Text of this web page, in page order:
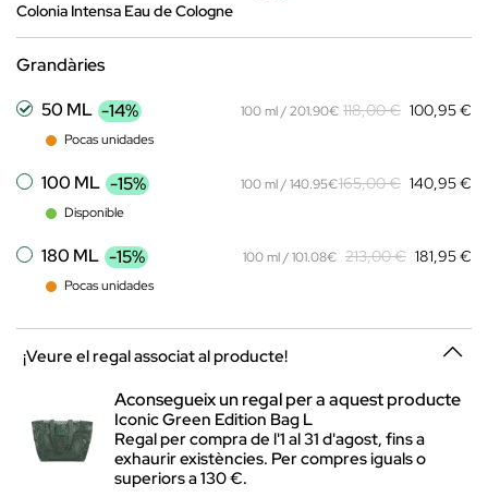
Colonia Intensa Eau de Cologne
Grandàries
50 ML -14%
Pocas unidades
100 ml / 201.90€ 118,00 € 100,95 €
100 ML -15%
Disponible
100 ml / 140.95€165,00 € 140,95 €
180 ML -15%
Pocas unidades
100 ml / 101.08€ 213,00 € 181,95 €
¡Veure el regal associat al producte!
Aconsegueix un regal per a aquest producte
Iconic Green Edition Bag L
Regal per compra de l'1 al 31 d'agost, fins a
exhaurir existències. Per compres iguals o
superiors a 130 €.